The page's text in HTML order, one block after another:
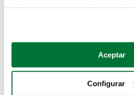
Si lo permite, también quisiéramos:
Recopilar información sobre
Identificar su dispositivo
Aceptar
Configurar
Coches de segunda mano
Coches de km0